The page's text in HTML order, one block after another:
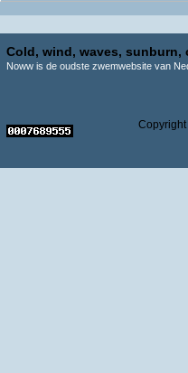
Cold, wind, waves,
Noww is de oudste zwemwebsite van